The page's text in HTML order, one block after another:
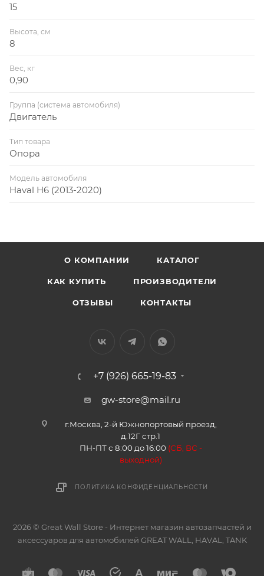
15
Высота, см
8
Вес, кг
0,90
Группа (система автомобиля)
Двигатель
Тип товара
Опора
Модель автомобиля
Haval H6 (2013-2020)
О КОМПАНИИ КАТАЛОГ
КАК КУПИТЬ ПРОИЗВОДИТЕЛИ
ОТЗЫВЫ КОНТАКТЫ
+7 (926) 665-19-83
gw-store@mail.ru
г.Москва, 2-й Южнопортовый проезд,
д.12Г стр.1
ПН-ПТ с 8:00 до 16:00 (СБ, ВС -
выходной)
ПОЛИТИКА КОНФИДЕНЦИАЛЬНОСТИ
2026 © Great Wall Store - Интернет магазин автозапчастей и
аксессуаров для автомобилей GREAT WALL, HAVAL, TANK